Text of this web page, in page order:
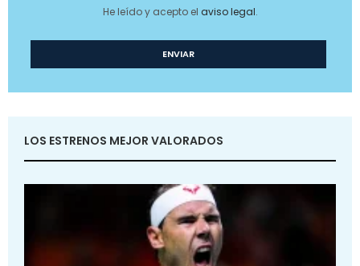
He leído y acepto el aviso legal.
LOS ESTRENOS MEJOR VALORADOS